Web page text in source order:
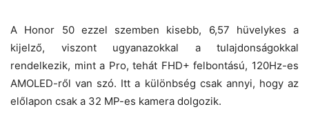
A Honor 50 ezzel szemben kisebb, 6,57 hüvelykes a
kijelző, viszont ugyanazokkal a tulajdonságokkal
rendelkezik, mint a Pro, tehát FHD+ felbontású, 120Hz-es
AMOLED-ről van szó. Itt a különbség csak annyi, hogy az
előlapon csak a 32 MP-es kamera dolgozik.